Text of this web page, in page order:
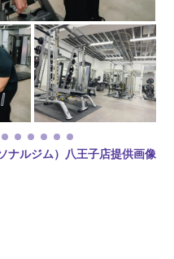
ナルジム）八王子店提供画像